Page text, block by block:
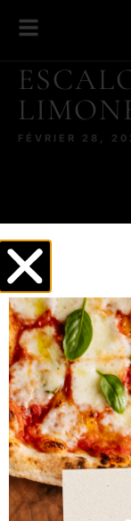
FÉVRIER 28,
Vin blanc,
Citron